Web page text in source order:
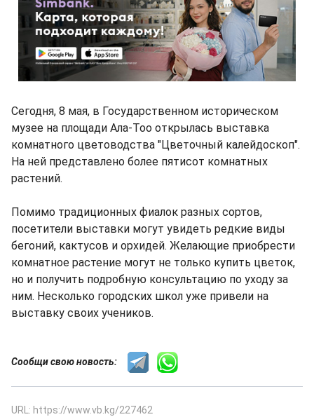
Сегодня, 8 мая, в Государственном историческом
музее на площади Ала-Тоо открылась выставка
комнатного цветоводства "Цветочный калейдоскоп".
На ней представлено более пятисот комнатных
растений.
Помимо традиционных фиалок разных сортов,
посетители выставки могут увидеть редкие виды
бегоний, кактусов и орхидей. Желающие приобрести
комнатное растение могут не только купить цветок,
но и получить подробную консультацию по уходу за
ним. Несколько городских школ уже привели на
выставку своих учеников.
Сообщи свою новость:
URL: https://www.vb.kg/227462